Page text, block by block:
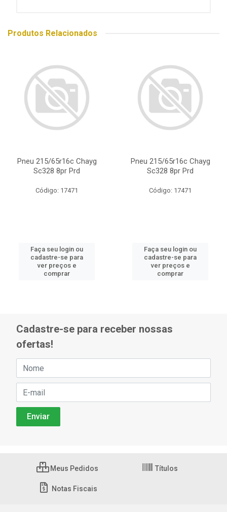
Produtos Relacionados
Pneu 215/65r16c Chayg
Sc328 8pr Prd
Código: 17471
Faça seu login ou
cadastre-se para
ver preços e
comprar
Pneu 215/65r16c Chayg
Sc328 8pr Prd
Código: 17471
Faça seu login ou
cadastre-se para
ver preços e
comprar
Cadastre-se para receber nossas
ofertas!
Meus Pedidos Títulos
Notas Fiscais